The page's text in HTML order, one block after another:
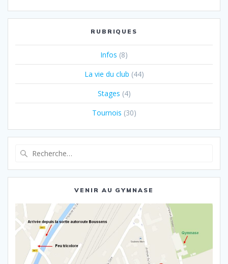
RUBRIQUES
Infos (8)
La vie du club (44)
Stages (4)
Tournois (30)
:
VENIR AU GYMNASE